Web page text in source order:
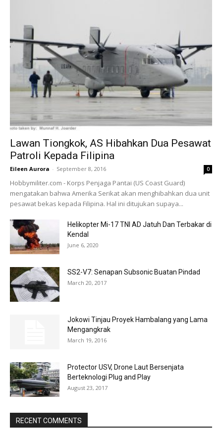
Lawan Tiongkok, AS Hibahkan Dua Pesawat
Patroli Kepada Filipina
Eileen Aurora - September 8, 2016 0
Hobbymiliter.com - Korps Penjaga Pantai (US Coast Guard)
mengatakan bahwa Amerika Serikat akan menghibahkan dua unit
pesawat bekas kepada Filipina. Hal ini ditujukan supaya...
Helikopter Mi-17 TNI AD Jatuh Dan Terbakar di
Kendal
June 6, 2020
SS2-V7: Senapan Subsonic Buatan Pindad
March 20, 2017
Jokowi Tinjau Proyek Hambalang yang Lama
Mengangkrak
March 19, 2016
Protector USV, Drone Laut Bersenjata
Berteknologi Plug and Play
August 23, 2017
RECENT COMMENTS